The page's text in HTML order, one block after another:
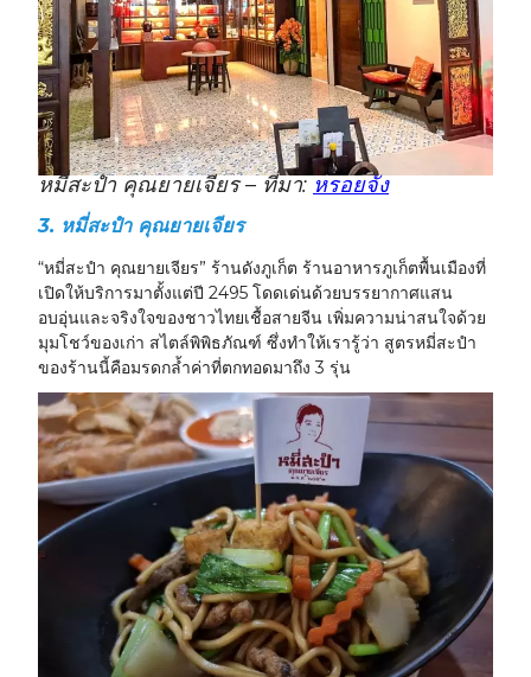
หมี่สะปำ คุณยายเจียร – ที่มา: หรอยจัง
3. หมี่สะปำ คุณยายเจียร
“หมี่สะปำ คุณยายเจียร” ร้านดังภูเก็ต ร้านอาหารภูเก็ตพื้นเมืองที่
เปิดให้บริการมาตั้งแต่ปี 2495 โดดเด่นด้วยบรรยากาศแสน
อบอุ่นและจริงใจของชาวไทยเชื้อสายจีน เพิ่มความน่าสนใจด้วย
มุมโชว์ของเก่า สไตล์พิพิธภัณฑ์ ซึ่งทำให้เรารู้ว่า สูตรหมี่สะปำ
ของร้านนี้คือมรดกล้ำค่าที่ตกทอดมาถึง 3 รุ่น